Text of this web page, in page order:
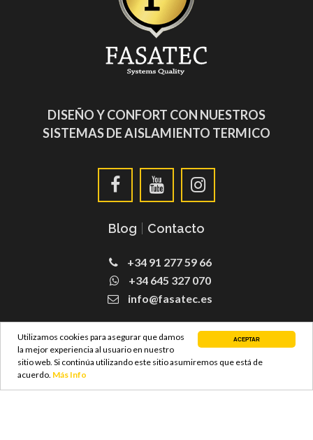
ACEPTAR
Utilizamos cookies para asegurar que damos
la mejor experiencia al usuario en nuestro
sitio web. Si continúa utilizando este sitio asumiremos que está de
acuerdo. Más Info
DISEÑO Y CONFORT CON NUESTROS
SISTEMAS DE AISLAMIENTO TERMICO
Blog Contacto
+34 91 277 59 66
+34 645 327 070
info@fasatec.es
SATE Fachadas